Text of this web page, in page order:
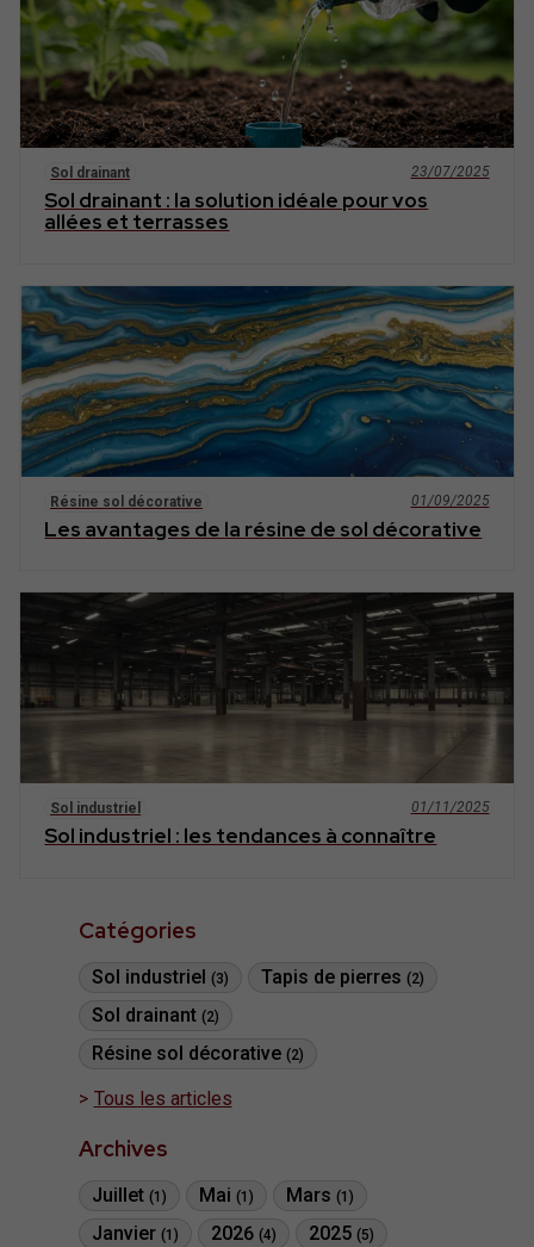
Catégories
Sol industriel (3) Tapis de pierres(2)
Sol drainant (2)
Résine sol décorative (2)
Tous les articles
Archives
Juillet (1) Mai(1) Mars(1)
Janvier (1) 2026(4) 2025(5)
Sol drainant 23/07/2025
Sol drainant : la solution idéale pour vos
allées et terrasses
Résine sol décorative 01/09/2025
Les avantages de la résine de sol décorative
Sol industriel 01/11/2025
Sol industriel : les tendances à connaître